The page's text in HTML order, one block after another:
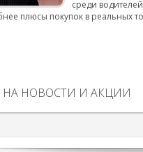
среди
плюсы покупок в реальных
НА НОВОСТИ И АКЦИИ